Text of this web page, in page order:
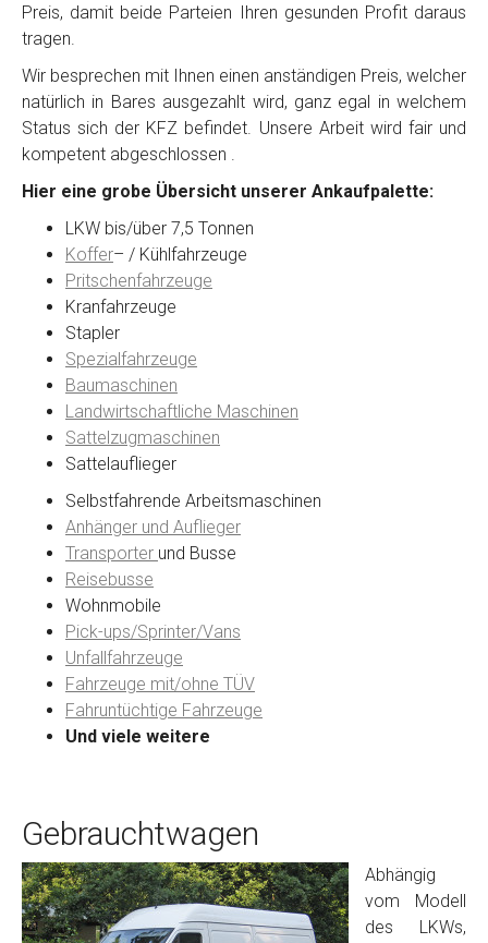
Preis, damit beide Parteien Ihren gesunden Profit daraus
tragen.
Wir besprechen mit Ihnen einen anständigen Preis, welcher
natürlich in Bares ausgezahlt wird, ganz egal in welchem
Status sich der KFZ befindet. Unsere Arbeit wird fair und
kompetent abgeschlossen .
Hier eine grobe Übersicht unserer Ankaufpalette:
LKW bis/über 7,5 Tonnen
Koffer– / Kühlfahrzeuge
Pritschenfahrzeuge
Kranfahrzeuge
Stapler
Spezialfahrzeuge
Baumaschinen
Landwirtschaftliche Maschinen
Sattelzugmaschinen
Sattelauflieger
Selbstfahrende Arbeitsmaschinen
Anhänger und Auflieger
Transporter und Busse
Reisebusse
Wohnmobile
Pick-ups/Sprinter/Vans
Unfallfahrzeuge
Fahrzeuge mit/ohne TÜV
Fahruntüchtige Fahrzeuge
Und viele weitere
Gebrauchtwagen
Abhängig
vom Modell
des LKWs,